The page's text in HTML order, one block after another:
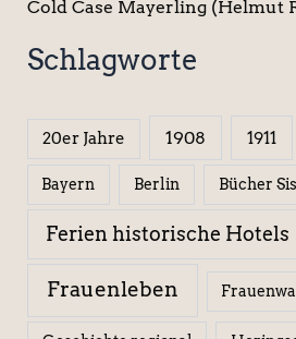
Cold Case Mayerling (Helmut
Schlagworte
20er Jahre 1908 1911
Bayern Berlin Bücher
Ferien historische Hotels
Frauenleben